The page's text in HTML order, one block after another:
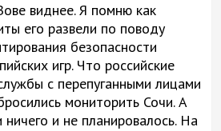
виднее. Я помню как
его развели по поводу
безопасности
игр. Что российские
с перепуганными лицами
мониторить Сочи. А
ничего и не планировалось. На